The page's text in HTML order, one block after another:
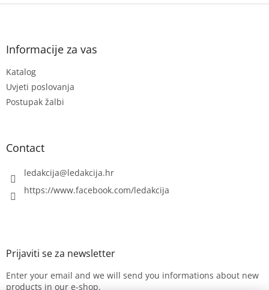
F
Informacije za vas
Katalog
Uvjeti poslovanja
Postupak žalbi
Contact
ledakcija@ledakcija.hr
https://www.facebook.com/ledakcija
Enter your email and we will send you informations about new
products in our e-shop.